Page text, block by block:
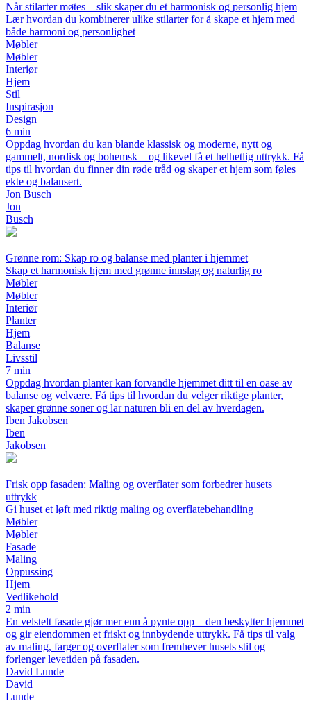
Når stilarter møtes – slik skaper du et harmonisk og personlig hjem
Lær hvordan du kombinerer ulike stilarter for å skape et hjem med
både harmoni og personlighet
Møbler
Møbler
Interiør
Hjem
Stil
Inspirasjon
Design
6 min
Oppdag hvordan du kan blande klassisk og moderne, nytt og
gammelt, nordisk og bohemsk – og likevel få et helhetlig uttrykk. Få
tips til hvordan du finner din røde tråd og skaper et hjem som føles
ekte og balansert.
Jon Busch
Jon
Busch
Grønne rom: Skap ro og balanse med planter i hjemmet
Skap et harmonisk hjem med grønne innslag og naturlig ro
Møbler
Møbler
Interiør
Planter
Hjem
Balanse
Livsstil
7 min
Oppdag hvordan planter kan forvandle hjemmet ditt til en oase av
balanse og velvære. Få tips til hvordan du velger riktige planter,
skaper grønne soner og lar naturen bli en del av hverdagen.
Iben Jakobsen
Iben
Jakobsen
Frisk opp fasaden: Maling og overflater som forbedrer husets
uttrykk
Gi huset et løft med riktig maling og overflatebehandling
Møbler
Møbler
Fasade
Maling
Oppussing
Hjem
Vedlikehold
2 min
En velstelt fasade gjør mer enn å pynte opp – den beskytter hjemmet
og gir eiendommen et friskt og innbydende uttrykk. Få tips til valg
av maling, farger og overflater som fremhever husets stil og
forlenger levetiden på fasaden.
David Lunde
David
Lunde